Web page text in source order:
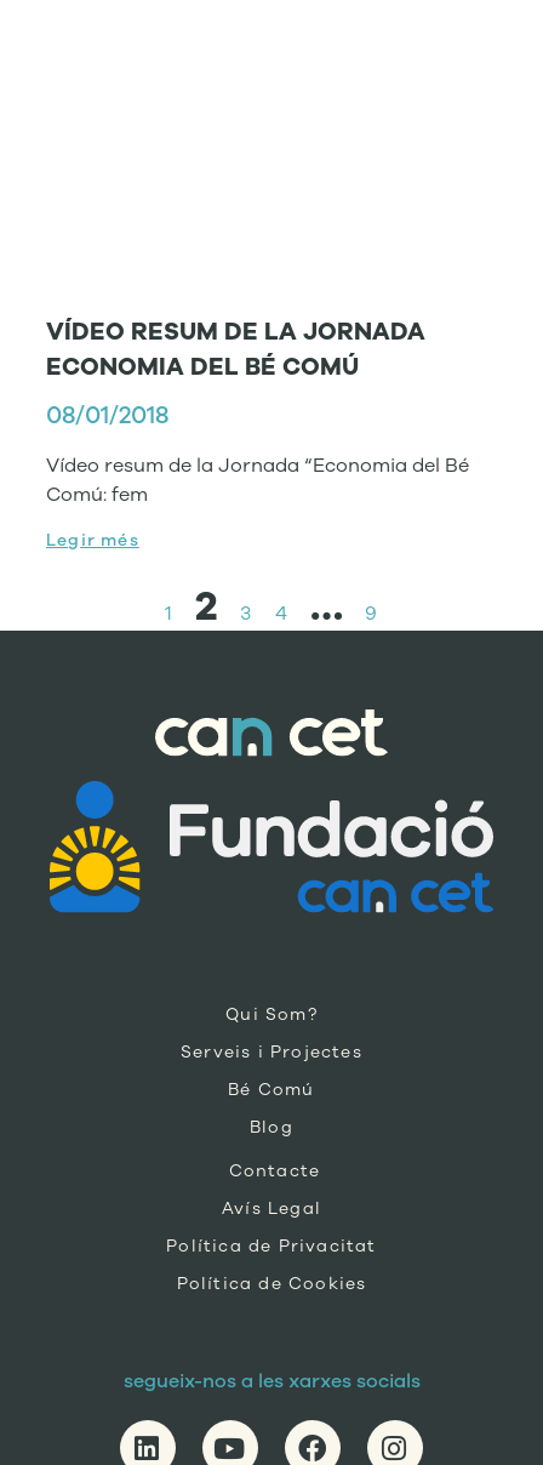
VÍDEO RESUM DE LA JORNADA
ECONOMIA DEL BÉ COMÚ
08/01/2018
Vídeo resum de la Jornada “Economia del Bé
Comú: fem
Legir més
1 2 3 4 … 9
Qui Som?
Serveis i Projectes
Bé Comú
Blog
Contacte
Avís Legal
Política de Privacitat
Política de Cookies
segueix-nos a les xarxes socials